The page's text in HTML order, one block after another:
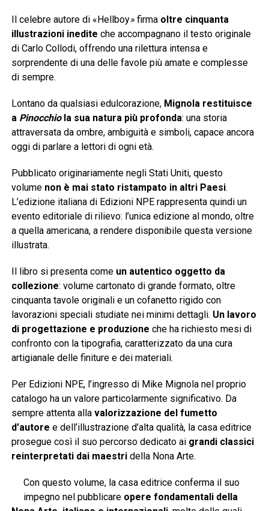
Il celebre autore di «Hellboy»firma oltre cinquanta
illustrazioni inedite che accompagnano il testo originale
di Carlo Collodi, offrendo una rilettura intensa e
sorprendente di una delle favole più amate e complesse
di sempre.
Lontano da qualsiasi edulcorazione, Mignola restituisce
a Pinocchiola sua natura più profonda: una storia
attraversata da ombre, ambiguità e simboli, capace ancora
oggi di parlare a lettori di ogni età.
Pubblicato originariamente negli Stati Uniti, questo
volume non è mai stato ristampato in altri Paesi.
L’edizione italiana di Edizioni NPE rappresenta quindi un
evento editoriale di rilievo: l’unica edizione al mondo, oltre
a quella americana, a rendere disponibile questa versione
illustrata.
Il libro si presenta come un autentico oggetto da
collezione: volume cartonato di grande formato, oltre
cinquanta tavole originali e un cofanetto rigido con
lavorazioni speciali studiate nei minimi dettagli. Un lavoro
di progettazione e produzione che ha richiesto mesi di
confronto con la tipografia, caratterizzato da una cura
artigianale delle finiture e dei materiali.
Per Edizioni NPE, l’ingresso di Mike Mignola nel proprio
catalogo ha un valore particolarmente significativo. Da
sempre attenta alla valorizzazione del fumetto
d’autore e dell’illustrazione d’alta qualità, la casa editrice
prosegue così il suo percorso dedicato aigrandi classici
reinterpretati dai maestridella Nona Arte.
Con questo volume, la casa editrice conferma il suo
impegno nel pubblicareopere fondamentali della